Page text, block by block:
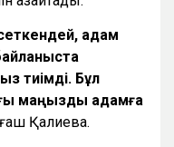
адам
тиімді. Бұл
маңызды қадамға
Қалиева.